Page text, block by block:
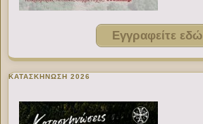
Εγγραφείτε εδώ
ΚΑΤΑΣΚΗΝΩΣΗ 2026